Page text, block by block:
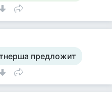
предложит